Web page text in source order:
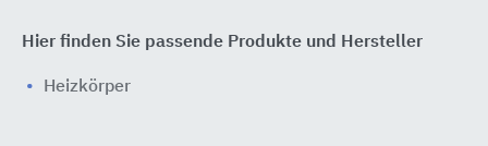
Hier finden Sie passende Produkte und Hersteller
Heizkörper